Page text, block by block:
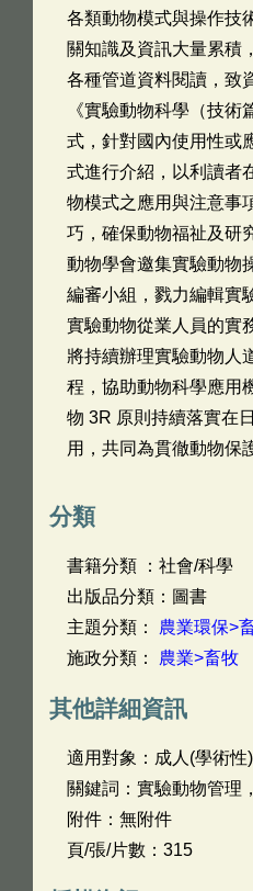
各類動物模式與操作技
關知識及資訊大量累積
各種管道資料閱讀，致
《實驗動物科學（技
式，針對國內使用性或
式進行介紹，以利讀者
物模式之應用與注意事
巧，確保動物福祉及研
動物學會邀集實驗動物
編審小組，戮力編輯實
實驗動物從業人員的實
將持續辦理實驗動物人
程，協助動物科學應用
物 3R 原則持續落實在
用，共同為貫徹動物保
分類
書籍分類 ：社會/科學
出版品分類：圖書
主題分類： 農業環保>
施政分類： 農業>畜牧
其他詳細資訊
適用對象：成人(學術性)
關鍵詞：實驗動物管理
附件：無附件
頁/張/片數：315